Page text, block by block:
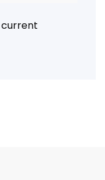
current